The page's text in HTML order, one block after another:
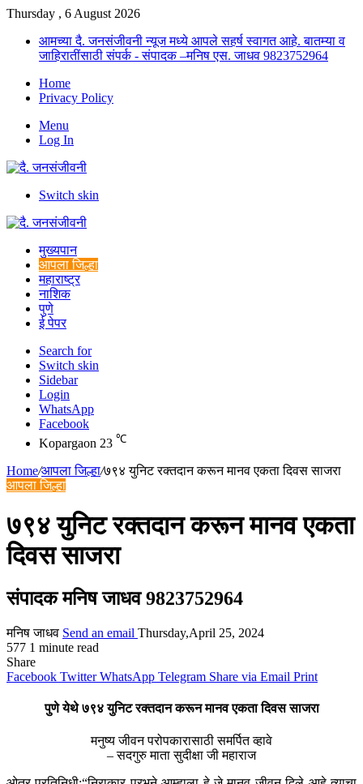
Thursday , 6 August 2026
आमच्या दै. जनसंजीवनी न्यूज मध्ये आपले सहर्ष स्वागत आहे. बातम्या व
जाहिरातींसाठी संपर्क - संपादक –मनिष एस. जाधव 9823752964
Home
Privacy Policy
Menu
Log In
Switch skin
मुख्यपान
आपला जिल्हा
महाराष्ट्र
नाशिक
पुणे
ई पेपर
Search for
Switch skin
Sidebar
Login
WhatsApp
Facebook
Kopargaon 23 ℃
Home/आपला जिल्हा/७९४ युनिट रक्तदान करून मानव एकता दिवस साजरा
आपला जिल्हा
७९४ युनिट रक्तदान करून मानव एकता
दिवस साजरा
संपादक मनिष जाधव 9823752964
मनिष जाधव Send an email Thursday,April 25, 2024
577 1 minute read
Share
Facebook Twitter WhatsApp Telegram Share via Email Print
पुणे येथे ७९४ युनिट रक्तदान करून मानव एकता दिवस साजरा
मनुष्य जीवन परोपकारासाठी समर्पित व्हावे
– सदगुरु माता सुदीक्षा जी महाराज